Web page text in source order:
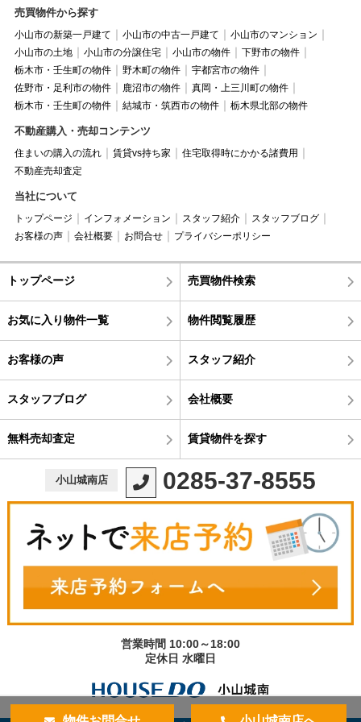
売買物件から探す
小山市の新築一戸建て 小山市の中古一戸建て
小山市のマンション
小山市の土地
小山市の分譲住宅 小山市の物件
下野市の物件
栃木市・壬生町の物件
野木町の物件
宇都宮市の物件
佐野市・足利市の物件
鹿沼市の物件
真岡・上三川町の物件
栃木市・壬生町の物件
結城市・筑西市の物件 栃木県北部の物件
不動産購入・売却コンテンツ
住まいの購入の流れ 賃貸vs持ち家
住宅取得時にかかる諸費用
不動産売却査定
当社について
トップページ インフォメーション スタッフ紹介
スタッフブログ
お客様の声
会社概要 お問合せ プライバシーポリシー
トップページ 売買物件検索
お気に入り物件一覧 物件閲覧履歴
お客様の声 スタッフ紹介
スタッフブログ 会社概要
無料売却査定 賃貸物件を探す
小山城南店 0285-37-8555
営業時間 10:00～18:00
定休日 水曜日